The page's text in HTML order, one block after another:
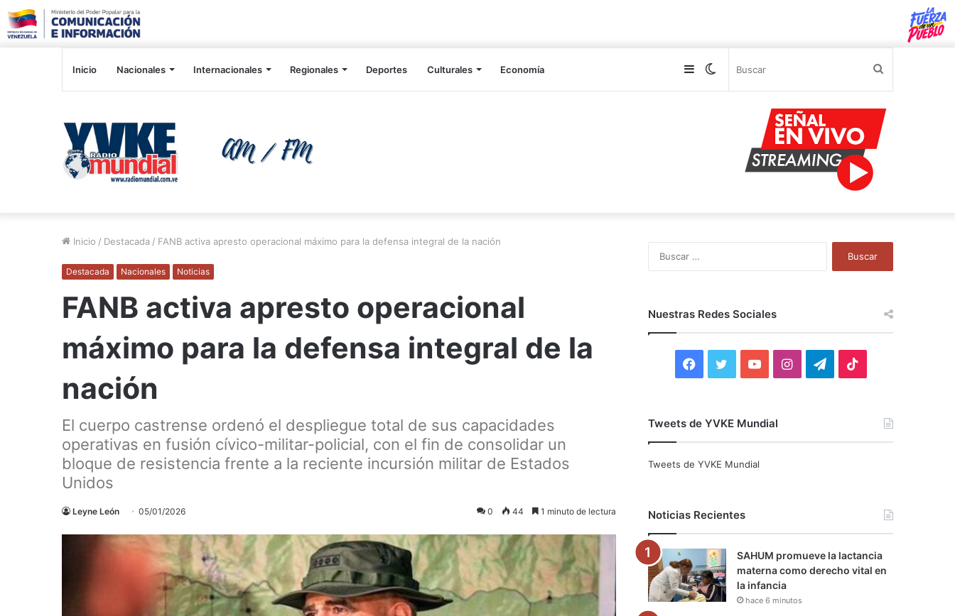
Inicio Nacionales Internacionales Regionales Deportes Culturales Economía Switch
Sidebar
Inicio / Destacada / FANB activa apresto operacional máximo para la defensa integral de la nación
Destacada Nacionales Noticias
FANB activa apresto operacional
máximo para la defensa integral de la
nación
El cuerpo castrense ordenó el despliegue total de sus capacidades
operativas en fusión cívico-militar-policial, con el fin de consolidar un
bloque de resistencia frente a la reciente incursión militar de Estados
Unidos
Leyne León 05/01/2026 0 44 1 minuto de lectura
Nuestras Redes Sociales
F
c
o
k
i
r
Y
u
e
I
r
a
T
a
m
Tweets de YVKE Mundial
Tweets de YVKE Mundial
Noticias Recientes
SAHUM promueve la lactancia
materna como derecho vital en
la infancia
hace 6 minutos